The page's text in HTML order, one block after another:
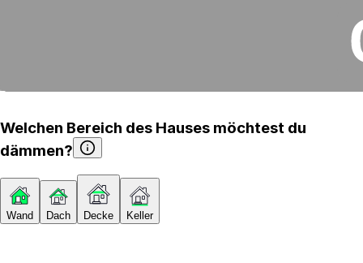
Welchen Bereich des Hauses möchtest du
dämmen?
Wand Dach Decke Keller